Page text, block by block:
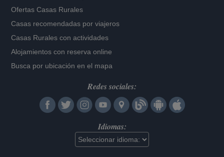
Ofertas Casas Rurales
Casas recomendadas por viajeros
Casas Rurales con actividades
Alojamientos con reserva online
Busca por ubicación en el mapa
Redes sociales:
Idiomas: